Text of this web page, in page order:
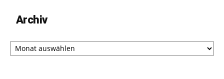
Archiv
Archiv